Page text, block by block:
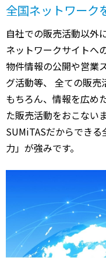
全国ネットワーク
自社での販売活動以外
ネットワークサイトへ
物件情報の公開や営業
グ活動等、 全ての販売
もちろん、情報を広め
た販売活動をおこないま
SUMiTASだからでき
力」が強みです。